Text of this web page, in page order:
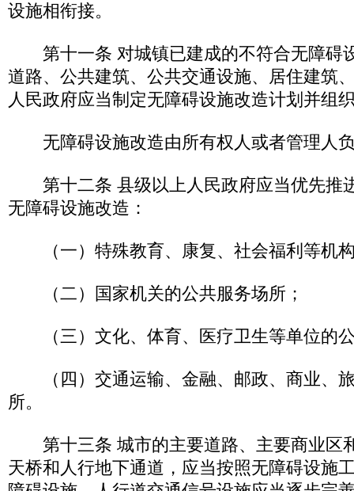
设施相衔接。
第十一条 对城镇已建成的不符合无障碍
道路、公共建筑、公共交通设施、居住建筑
人民政府应当制定无障碍设施改造计划并组
无障碍设施改造由所有权人或者管理人
第十二条 县级以上人民政府应当优先推
无障碍设施改造：
（一）特殊教育、康复、社会福利等机
（二）国家机关的公共服务场所；
（三）文化、体育、医疗卫生等单位的
（四）交通运输、金融、邮政、商业、
所。
第十三条 城市的主要道路、主要商业区
天桥和人行地下通道，应当按照无障碍设施